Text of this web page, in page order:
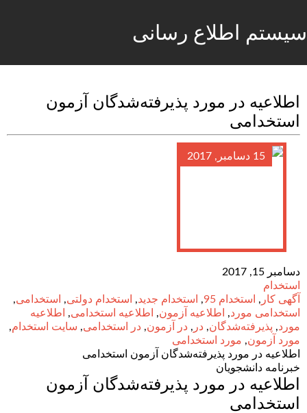
سیستم اطلاع رسانی
اطلاعیه در مورد پذیرفته‌شدگان آزمون
استخدامی
15 دسامبر, 2017
دسامبر 15, 2017
استخدام
آگهی کار , استخدام 95 , استخدام جدید, استخدام دولتی, استخدامی,
استخدامی مورد, اطلاعیه آزمون, اطلاعیه استخدامی,
اطلاعیه
مورد, پذیرفته‌شدگان, در , در آزمون, در استخدامی, سایت استخدام,
مورد آزمون, مورد استخدامی
اطلاعیه در مورد پذیرفته‌شدگان آزمون استخدامی
خبرنامه دانشجویان
اطلاعیه در مورد پذیرفته‌شدگان آزمون
استخدامی